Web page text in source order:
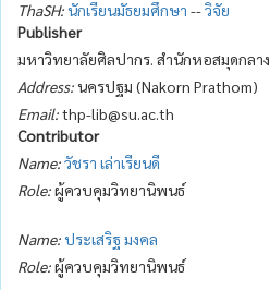
ThaSH:นักเรียนมัธยมศึกษา --วิจัย
Publisher
มหาวิทยาลัยศิลปากร. สำนักหอสมุดกลาง
Address:นครปฐม (Nakorn Prathom)
Email:thp-lib@su.ac.th
Contributor
Name:วัชรา เล่าเรียนดี
Role:ผู้ควบคุมวิทยานิพนธ์
Name:ประเสริฐ มงคล
Role:ผู้ควบคุมวิทยานิพนธ์